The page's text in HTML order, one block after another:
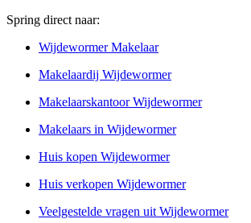
Spring direct naar:
Wijdewormer Makelaar
Makelaardij Wijdewormer
Makelaarskantoor Wijdewormer
Makelaars in Wijdewormer
Huis kopen Wijdewormer
Huis verkopen Wijdewormer
Veelgestelde vragen uit Wijdewormer